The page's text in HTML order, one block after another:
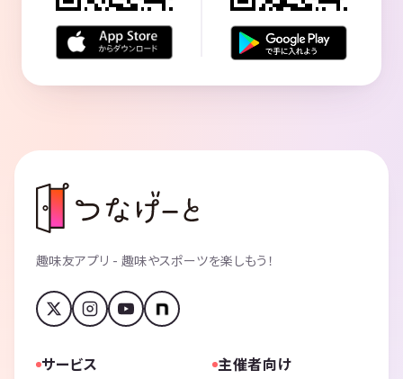
趣味友アプリ - 趣味やスポーツを楽しもう！
サービス 主催者向け